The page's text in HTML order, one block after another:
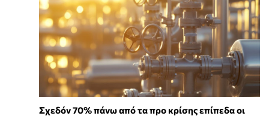
Σχεδόν 70% πάνω από τα προ κρίσης επίπεδα οι